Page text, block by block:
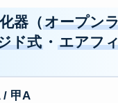
器（オープン
ド式・ エアフ
甲A